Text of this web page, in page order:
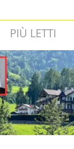
PIÙ LETTI